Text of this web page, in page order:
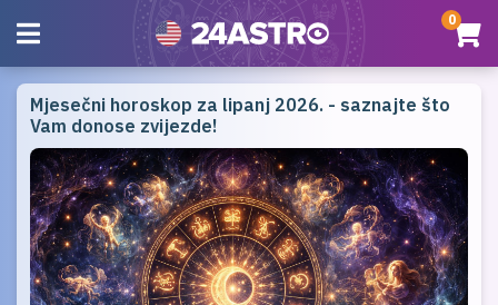
0
Mjesečni horoskop za lipanj 2026. - saznajte što
Vam donose zvijezde!